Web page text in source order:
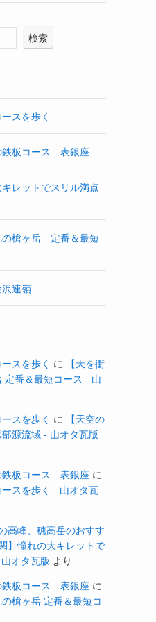
検索
スを歩く
鉄板コース 表銀座
レットでスリル満点
の槍ヶ岳 定番＆最短
沢連嶺
スを歩く に
【天を衝
定番＆最短コース - 山
スを歩く に
【天空の
源流域 - 山オタ瓦版
鉄板コース 表銀座 に
ースを歩く - 山オタ瓦
高峰、穂高岳のおすす
】憧れの大キレットで
オタ瓦版 より
鉄板コース 表銀座 に
槍ヶ岳 定番＆最短コ